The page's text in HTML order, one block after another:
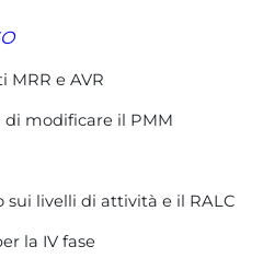
MRR e AVR
di modificare il PMM
sui livelli di attività e il RALC
la IV fase